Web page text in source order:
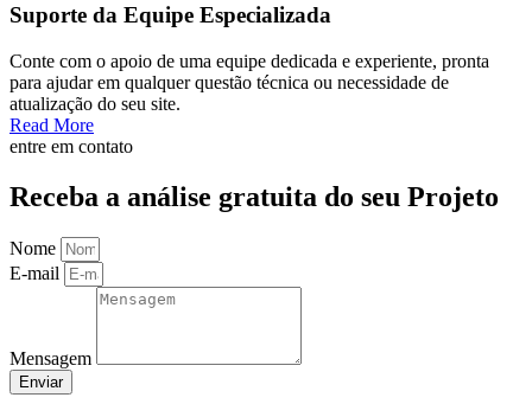
Suporte da Equipe Especializada
Conte com o apoio de uma equipe dedicada e experiente, pronta
para ajudar em qualquer questão técnica ou necessidade de
atualização do seu site.
Read More
entre em contato
Receba a análise gratuita do seu Projeto
Nome
E-mail
Mensagem
Enviar